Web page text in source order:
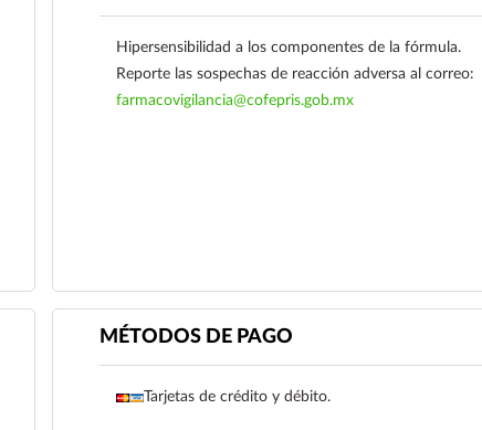
Hipersensibilidad a los componentes de la fórmula.
Reporte las sospechas de reacción adversa al correo:
farmacovigilancia@cofepris.gob.mx
MÉTODOS DE PAGO
Tarjetas de crédito y débito.